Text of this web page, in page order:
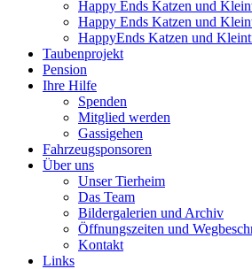
Happy Ends Katzen und
Happy Ends Katzen und
HappyEnds Katzen und
Taubenprojekt
Pension
Ihre Hilfe
Spenden
Mitglied werden
Gassigehen
Fahrzeugsponsoren
Über uns
Unser Tierheim
Das Team
Bildergalerien und Archiv
Öffnungszeiten und
Kontakt
Links